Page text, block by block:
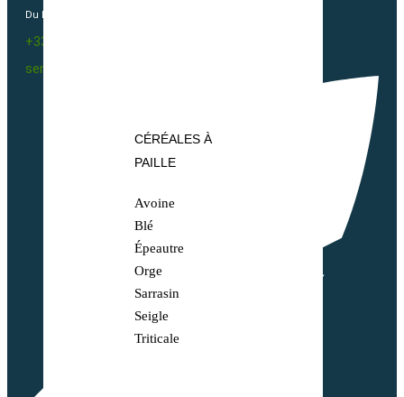
CÉRÉALES À
PAILLE
Avoine
Blé
Épeautre
Orge
Sarrasin
Seigle
Triticale
Du Lundi au vendredi 09h00-12h00 / 13h30-16h00
+33(0)2 40 23 63 24
sembio@partnerandco.fr